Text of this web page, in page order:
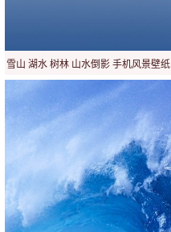
雪山 湖水 树林 山水倒影 手机风景壁纸
壁纸